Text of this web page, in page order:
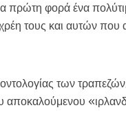
φορά ένα
τους και αυτών
των
αποκαλούμενου